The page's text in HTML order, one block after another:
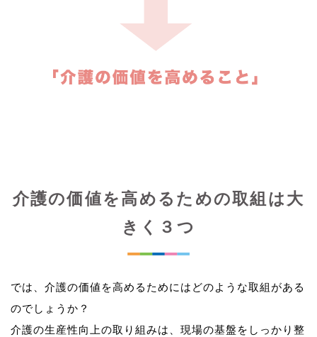
介護の価値を高めるための取組は大
きく３つ
では、介護の価値を高めるためにはどのような取組がある
のでしょうか？
介護の生産性向上の取り組みは、現場の基盤をしっかり整